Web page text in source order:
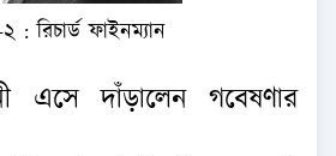
২ : রিচার্ড ফাইনম্যান
এসে দাঁড়ালেন গবেষণার